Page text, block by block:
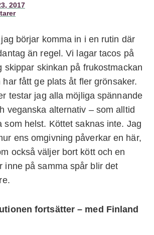
2017
börjar komma in i en rutin där
än regel. Vi lagar tacos på
skippar skinkan på frukostmackan
fått ge plats åt fler grönsaker.
testar jag alla möjliga spännande
veganska alternativ – som alltid
som helst. Köttet saknas inte. Jag
ens omgivning påverkar en här,
också väljer bort kött och en
inne på samma spår blir det
fortsätter – med Finland